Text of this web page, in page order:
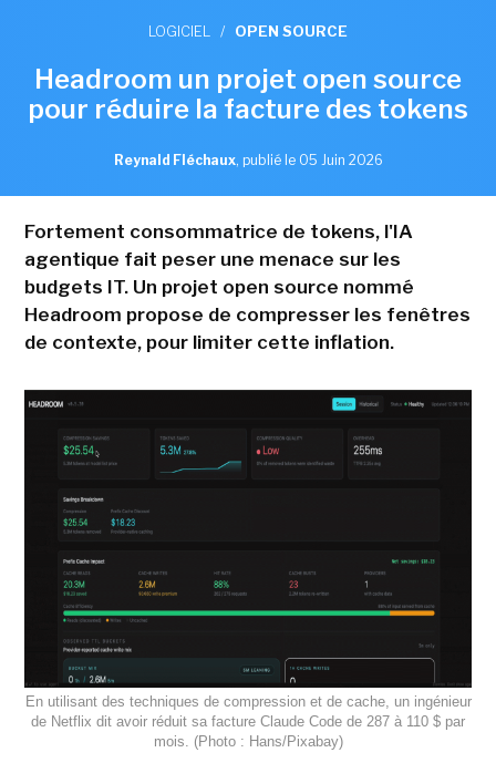
LOGICIEL / OPEN SOURCE
Headroom un projet open source
pour réduire la facture des tokens
Reynald Fléchaux, publié le 05 Juin 2026
Fortement consommatrice de tokens, l'IA
agentique fait peser une menace sur les
budgets IT. Un projet open source nommé
Headroom propose de compresser les fenêtres
de contexte, pour limiter cette inflation.
En utilisant des techniques de compression et de cache, un ingénieur
de Netflix dit avoir réduit sa facture Claude Code de 287 à 110 $ par
mois. (Photo : Hans/Pixabay)